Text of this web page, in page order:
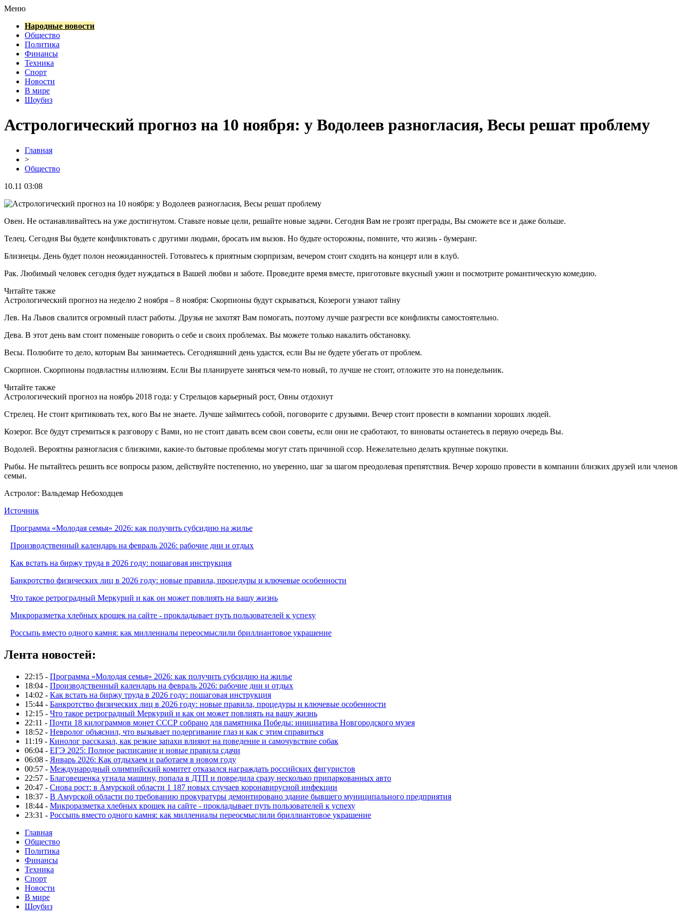
Меню
Народные новости
Общество
Политика
Финансы
Техника
Спорт
Новости
В мире
Шоубиз
Астрологический прогноз на 10 ноября: у Водолеев разногласия, Весы решат проблему
Главная
>
Общество
10.11 03:08
Овен. Не останавливайтесь на уже достигнутом. Ставьте новые цели, решайте новые задачи. Сегодня Вам не грозят преграды, Вы сможете все и даже больше.
Телец. Сегодня Вы будете конфликтовать с другими людьми, бросать им вызов. Но будьте осторожны, помните, что жизнь - бумеранг.
Близнецы. День будет полон неожиданностей. Готовьтесь к приятным сюрпризам, вечером стоит сходить на концерт или в клуб.
Рак. Любимый человек сегодня будет нуждаться в Вашей любви и заботе. Проведите время вместе, приготовьте вкусный ужин и посмотрите романтическую комедию.
Читайте также
Астрологический прогноз на неделю 2 ноября – 8 ноября: Скорпионы будут скрываться, Козероги узнают тайну
Лев. На Львов свалится огромный пласт работы. Друзья не захотят Вам помогать, поэтому лучше разгрести все конфликты самостоятельно.
Дева. В этот день вам стоит поменьше говорить о себе и своих проблемах. Вы можете только накалить обстановку.
Весы. Полюбите то дело, которым Вы занимаетесь. Сегодняшний день удастся, если Вы не будете убегать от проблем.
Скорпион. Скорпионы подвластны иллюзиям. Если Вы планируете заняться чем-то новый, то лучше не стоит, отложите это на понедельник.
Читайте также
Астрологический прогноз на ноябрь 2018 года: у Стрельцов карьерный рост, Овны отдохнут
Стрелец. Не стоит критиковать тех, кого Вы не знаете. Лучше займитесь собой, поговорите с друзьями. Вечер стоит провести в компании хороших людей.
Козерог. Все будут стремиться к разговору с Вами, но не стоит давать всем свои советы, если они не сработают, то виноваты останетесь в первую очередь Вы.
Водолей. Вероятны разногласия с близкими, какие-то бытовые проблемы могут стать причиной ссор. Нежелательно делать крупные покупки.
Рыбы. He пытайтесь решить все вопросы разом, действуйте постепенно, но уверенно, шаг за шагом преодолевая препятствия. Вечер хорошо провести в компании близких друзей или членов
семьи.
Астролог: Вальдемар Небоходцев
Источник
Программа «Молодая семья» 2026: как получить субсидию на жилье
Производственный календарь на февраль 2026: рабочие дни и отдых
Как встать на биржу труда в 2026 году: пошаговая инструкция
Банкротство физических лиц в 2026 году: новые правила, процедуры и ключевые особенности
Что такое ретроградный Меркурий и как он может повлиять на вашу жизнь
Микроразметка хлебных крошек на сайте - прокладывает путь пользователей к успеху
Россыпь вместо одного камня: как миллениалы переосмыслили бриллиантовое украшение
Лента новостей:
22:15 - Программа «Молодая семья» 2026: как получить субсидию на жилье
18:04 - Производственный календарь на февраль 2026: рабочие дни и отдых
14:02 - Как встать на биржу труда в 2026 году: пошаговая инструкция
15:44 - Банкротство физических лиц в 2026 году: новые правила, процедуры и ключевые особенности
12:15 - Что такое ретроградный Меркурий и как он может повлиять на вашу жизнь
22:11 - Почти 18 килограммов монет СССР собрано для памятника Победы: инициатива Новгородского музея
18:52 - Невролог объяснил, что вызывает подергивание глаз и как с этим справиться
11:19 - Кинолог рассказал, как резкие запахи влияют на поведение и самочувствие собак
06:04 - ЕГЭ 2025: Полное расписание и новые правила сдачи
06:08 - Январь 2026: Как отдыхаем и работаем в новом году
00:57 - Международный олимпийский комитет отказался награждать российских фигуристов
22:57 - Благовещенка угнала машину, попала в ДТП и повредила сразу несколько припаркованных авто
20:47 - Снова рост: в Амурской области 1 187 новых случаев коронавирусной инфекции
18:37 - В Амурской области по требованию прокуратуры демонтировано здание бывшего муниципального предприятия
18:44 - Микроразметка хлебных крошек на сайте - прокладывает путь пользователей к успеху
23:31 - Россыпь вместо одного камня: как миллениалы переосмыслили бриллиантовое украшение
Главная
Общество
Политика
Финансы
Техника
Спорт
Новости
В мире
Шоубиз